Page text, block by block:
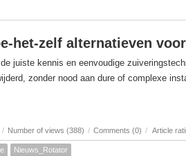
het-zelf alternatieven
juiste kennis en eenvoudige
zonder nood aan dure of complexe
/ Number of views (388) / Comments (0) / Article
Nieuws_Rotator